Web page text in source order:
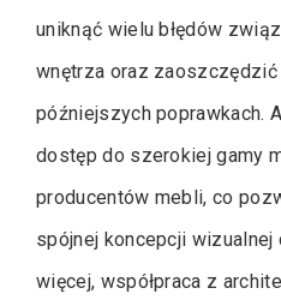
uniknąć wielu błędów
wnętrza oraz
późniejszych poprawkach.
dostęp do szerokiej gamy
producentów mebli, co
spójnej koncepcji wizualnej
więcej, współpraca z